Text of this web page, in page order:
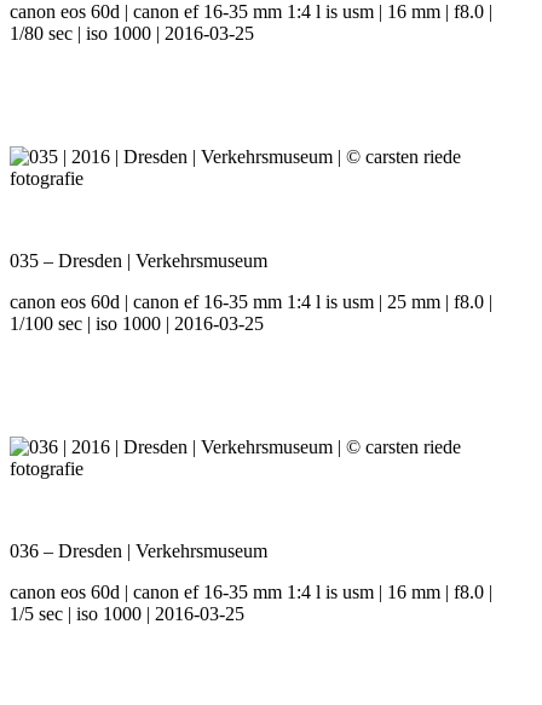
canon eos 60d | canon ef 16-35 mm 1:4 l is usm | 16 mm | f8.0 |
1/80 sec | iso 1000 | 2016-03-25
035 – Dresden | Verkehrsmuseum
canon eos 60d | canon ef 16-35 mm 1:4 l is usm | 25 mm | f8.0 |
1/100 sec | iso 1000 | 2016-03-25
036 – Dresden | Verkehrsmuseum
canon eos 60d | canon ef 16-35 mm 1:4 l is usm | 16 mm | f8.0 |
1/5 sec | iso 1000 | 2016-03-25